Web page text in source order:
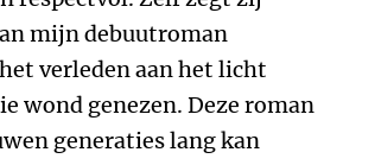
mijn debuutroman
verleden aan het licht
wond genezen. Deze roman
generaties lang kan